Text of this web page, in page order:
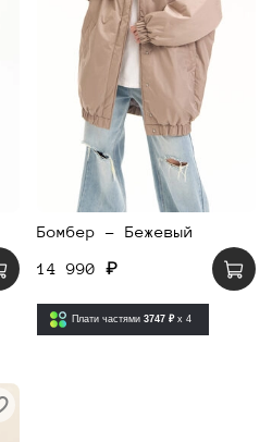
Бомбер - Бежевый
14 990 ₽
Плати частями 3747 ₽ x 4